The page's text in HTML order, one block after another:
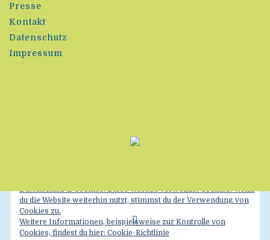
Datenschutz & Cookies: Diese Website verwendet Cookies. Wenn
du die Website weiterhin nutzt, stimmst du der Verwendung von
Cookies zu.
Weitere Informationen, beispielsweise zur Kontrolle von
Cookies, findest du hier: Cookie-Richtlinie
Presse
Kontakt
Datenschutz
Impressum